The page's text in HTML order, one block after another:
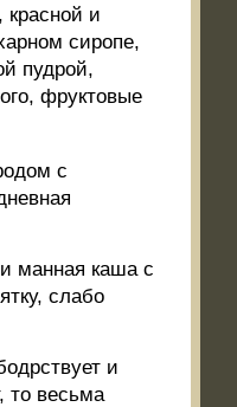
красной и
сиропе,
пудрой,
фруктовые
с
манная каша с
слабо
и
то весьма